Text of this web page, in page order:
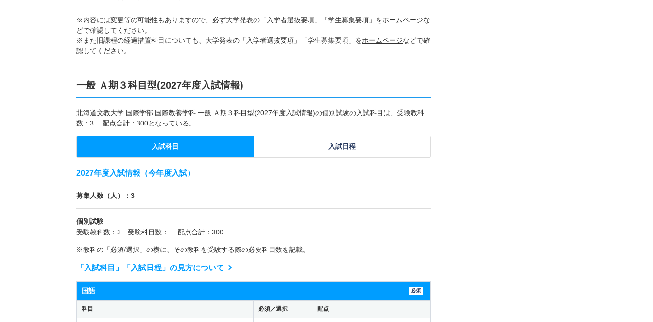
※内容には変更等の可能性もありますので、必ず大学発表の「入学者選抜要項」「学生募集要項」をホームページな
どで確認してください。
※また旧課程の経過措置科目についても、大学発表の「入学者選抜要項」「学生募集要項」をホームページなどで確
認してください。
一般 Ａ期３科目型(2027年度入試情報)
北海道文教大学 国際学部 国際教養学科 一般 Ａ期３科目型(2027年度入試情報)の個別試験の入試科目は、受験教科
数：3 配点合計：300となっている。
入試科目 入試日程
2027年度入試情報（今年度入試）
募集人数（人）：3
個別試験
受験教科数：3 受験科目数：- 配点合計：300
※教科の「必須/選択」の横に、その教科を受験する際の必要科目数を記載。
「入試科目」「入試日程」の見方について
国語 必須
科目 必須／選択 配点